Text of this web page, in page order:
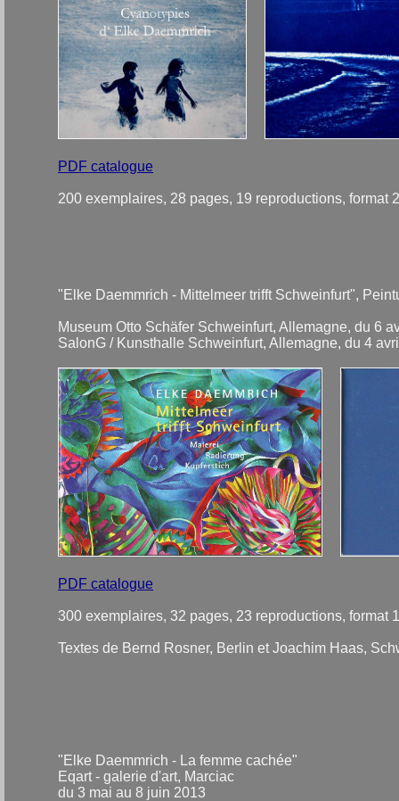
PDF catalogue
200 exemplaires, 28 pages, 19 reproductions, format
"Elke Daemmrich - Mittelmeer trifft Schweinfurt",
Museum Otto Schäfer Schweinfurt, Allemagne, du 6
SalonG / Kunsthalle Schweinfurt, Allemagne, du 4
PDF catalogue
300 exemplaires, 32 pages, 23 reproductions, format
Textes de Bernd Rosner, Berlin et Joachim Haas,
"Elke Daemmrich - La femme cachée"
Eqart - galerie d'art, Marciac
du 3 mai au 8 juin 2013